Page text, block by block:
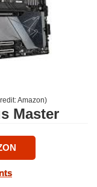
Amazon)
Master